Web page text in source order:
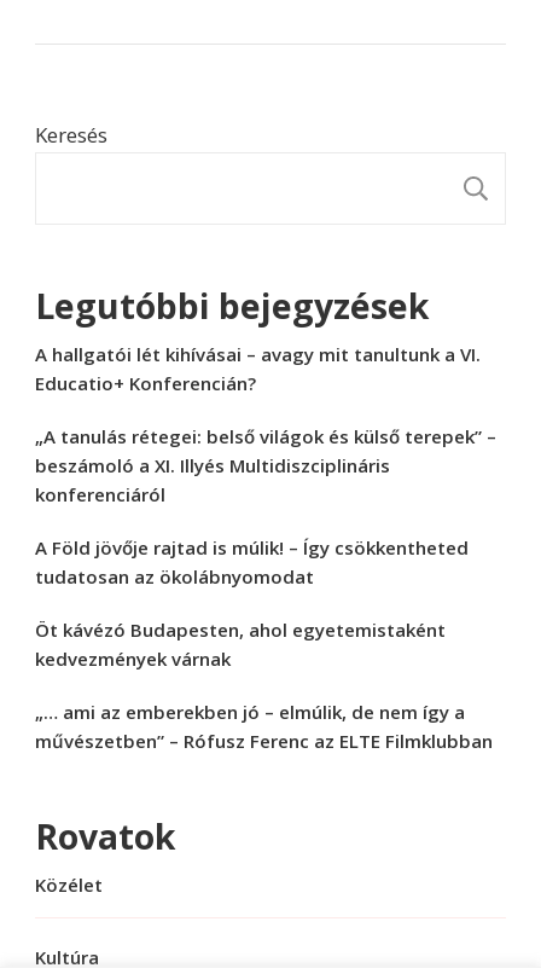
Keresés
Legutóbbi bejegyzések
A hallgatói lét kihívásai – avagy mit tanultunk a VI.
Educatio+ Konferencián?
„A tanulás rétegei: belső világok és külső terepek” –
beszámoló a XI. Illyés Multidiszciplináris
konferenciáról
A Föld jövője rajtad is múlik! – Így csökkentheted
tudatosan az ökolábnyomodat
Öt kávézó Budapesten, ahol egyetemistaként
kedvezmények várnak
„… ami az emberekben jó – elmúlik, de nem így a
művészetben” – Rófusz Ferenc az ELTE Filmklubban
Rovatok
Közélet
Kultúra